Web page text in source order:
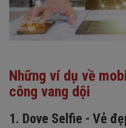
Những ví dụ về
công vang dội
1. Dove Selfie - Vẻ